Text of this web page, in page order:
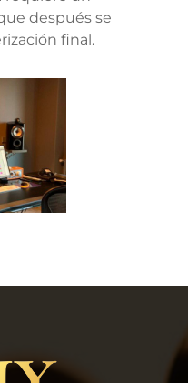
después se
final.